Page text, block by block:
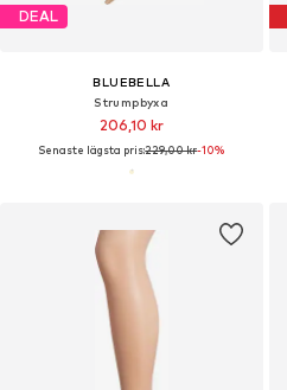
DEAL
BLUEBELLA
Strumpbyxa
206,10 kr
Senaste lägsta pris:229,00 kr-10%